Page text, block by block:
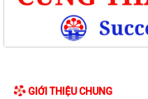
GIỚI THIỆU CHUNG